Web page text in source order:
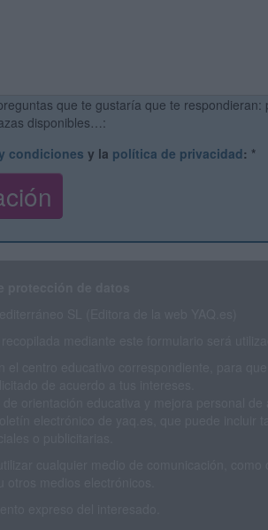
que te gustaría que te respondieran:
disponibles…:
condiciones y la política de privacidad: *